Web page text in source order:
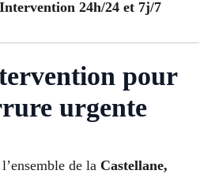
24h/24 et 7j/7
pour
urgente
de la Castellane,